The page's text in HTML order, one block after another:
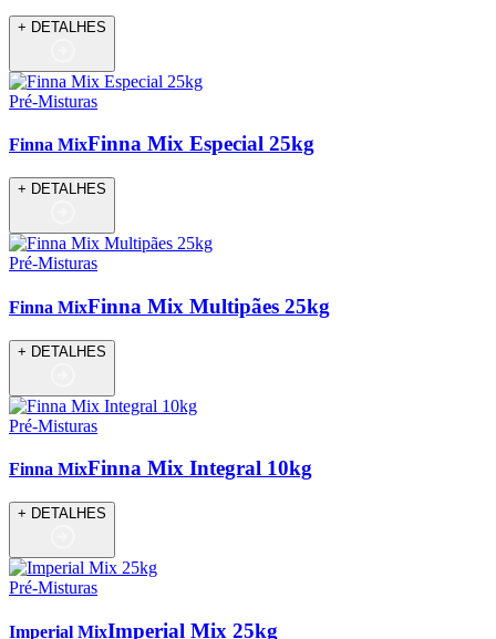
+ DETALHES
Pré-Misturas
Finna MixFinna Mix Especial 25kg
+ DETALHES
Pré-Misturas
Finna MixFinna Mix Multipães 25kg
+ DETALHES
Pré-Misturas
Finna MixFinna Mix Integral 10kg
+ DETALHES
Pré-Misturas
Imperial MixImperial Mix 25kg